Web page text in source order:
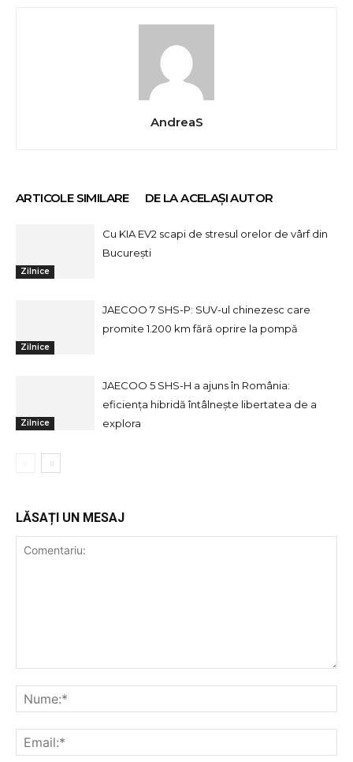
AndreaS
ARTICOLE SIMILARE DE LA ACELAȘI AUTOR
Zilnice
Cu KIA EV2 scapi de stresul orelor de vârf din
București
Zilnice
JAECOO 7 SHS-P: SUV-ul chinezesc care
promite 1.200 km fără oprire la pompă
Zilnice
JAECOO 5 SHS-H a ajuns în România:
eficiența hibridă întâlnește libertatea de a
explora
LĂSAȚI UN MESAJ